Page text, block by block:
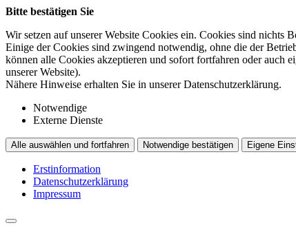
Bitte bestätigen Sie
Wir setzen auf unserer Website Cookies ein. Cookies sind nichts
Einige der Cookies sind zwingend notwendig, ohne die der
können alle Cookies akzeptieren und sofort fortfahren oder auch
unserer Website).
Nähere Hinweise erhalten Sie in unserer Datenschutzerklärung.
Notwendige
Externe Dienste
Alle auswählen und fortfahren Notwendige bestätigen Eigene
Erstinformation
Datenschutzerklärung
Impressum